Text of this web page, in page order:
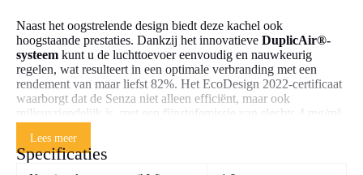
Naast het oogstrelende design biedt deze kachel ook
hoogstaande prestaties. Dankzij het innovatieve DuplicAir®-
systeem kunt u de luchttoevoer eenvoudig en nauwkeurig
regelen, wat resulteert in een optimale verbranding met een
rendement van maar liefst 82%. Het EcoDesign 2022-certificaat
waarborgt dat de Senza niet alleen efficiënt, maar ook
milieuvriendelijk is, met een fijnstofemissie van slechts 4 mg/m³.
De Senza Wall
door de natuurlijke eigenschappen van gietijzer als zachter en
Lees meer
Specificaties